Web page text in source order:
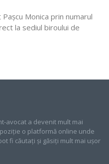
Monica prin numarul
la sediul biroului de
avocat a devenit mult mai
o platformă online unde
fi căutați și găsiți mult mai ușor